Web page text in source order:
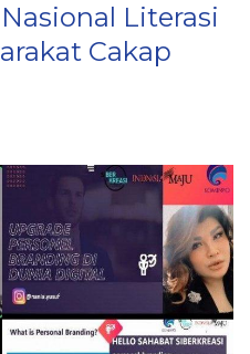
Literasi
Cakap